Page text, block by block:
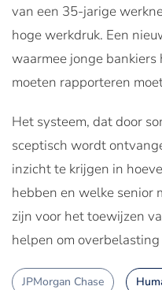
van een 35-jarige
hoge werkdruk. Een
waarmee jonge
moeten rapporteren
Het systeem, dat door
sceptisch wordt
inzicht te krijgen in
hebben en welke senior
zijn voor het toewijzen
helpen om
JPMorgan Chase